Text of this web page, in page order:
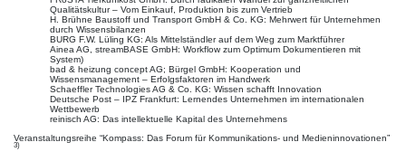
Qualitätskultur – Vom Einkauf, Produktion bis zum Vertrieb
H. Brühne Baustoff und Transport GmbH & Co. KG: Mehrwert für Unternehmen
durch Wissensbilanzen
BURG F.W. Lüling KG: Als Mittelständler auf dem Weg zum Marktführer
Ainea AG, streamBASE GmbH: Workflow zum Optimum Dokumentieren mit
System)
bad & heizung concept AG; Bürgel GmbH: Kooperation und
Wissensmanagement – Erfolgsfaktoren im Handwerk
Schaeffler Technologies AG & Co. KG: Wissen schafft Innovation
Deutsche Post – IPZ Frankfurt: Lernendes Unternehmen im internationalen
Wettbewerb
reinisch AG: Das intellektuelle Kapital des Unternehmens
Veranstaltungsreihe “Kompass: Das Forum für Kommunikations- und Medieninnovationen”
3)